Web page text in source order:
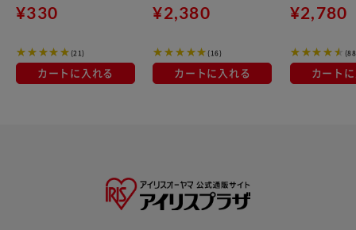
88433 50cc 20枚
¥330
(21)
カートに入れる
枚
¥2,380
(16)
カートに入れる
アルコールタ
¥2,780
カート